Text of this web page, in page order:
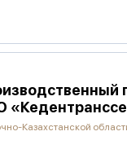
Казахстанской